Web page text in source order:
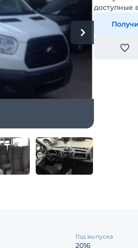
доступные
Год выпуска
2016